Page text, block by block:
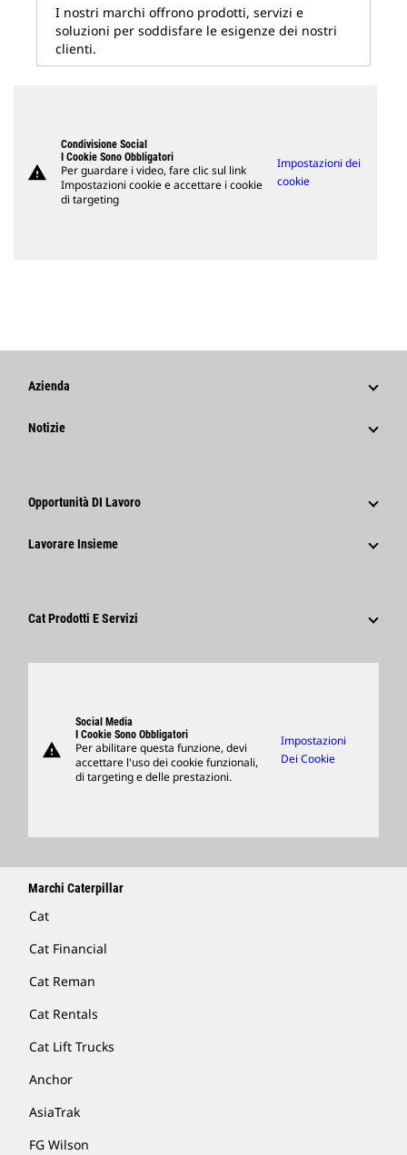
I nostri marchi offrono prodotti, servizi e
soluzioni per soddisfare le esigenze dei nostri
clienti.
warning
Condivisione Social
I Cookie Sono Obbligatori
Per guardare i video, fare clic sul link
Impostazioni cookie e accettare i cookie
di targeting
Impostazioni dei
cookie
Azienda
Strategia
Codice Di Condotta
Innovazione
Notizie
Comunicati Stampa Aziendali
Opportunità DI Lavoro
Perché Caterpillar?
Lavorare Insieme
Fornitori
Cat Prodotti E Servizi
Support
Merchandising
Trova Un Dealer
warning
Social Media
I Cookie Sono Obbligatori
Per abilitare questa funzione, devi
accettare l'uso dei cookie funzionali,
di targeting e delle prestazioni.
Impostazioni
Dei Cookie
Marchi Caterpillar
Cat
Cat Financial
Cat Reman
Cat Rentals
Cat Lift Trucks
Anchor
AsiaTrak
FG Wilson